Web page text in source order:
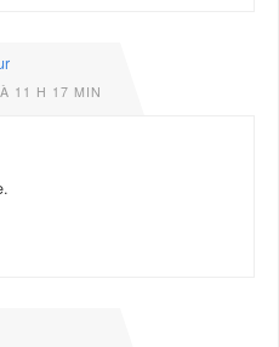
11 H 17 MIN